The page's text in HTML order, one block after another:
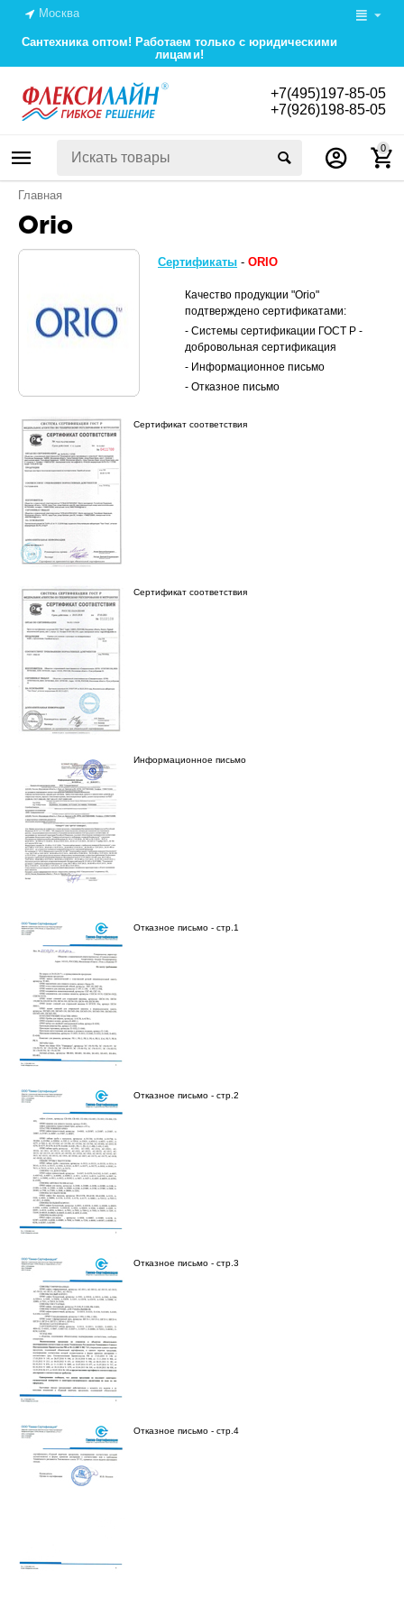
Москва
Сантехника оптом! Работаем только с юридическими
лицами!
+7(495)197-85-05
+7(926)198-85-05
0
Главная
Orio
Сертификаты -ORIO
Качество продукции "Orio"
подтверждено сертификатами:
- Системы сертификации ГОСТ Р -
добровольная сертификация
- Информационное письмо
- Отказное письмо
Сертификат соответствия
Сертификат соответствия
Информационное письмо
Отказное письмо - стр.1
Отказное письмо - стр.2
Отказное письмо - стр.3
Отказное письмо - стр.4